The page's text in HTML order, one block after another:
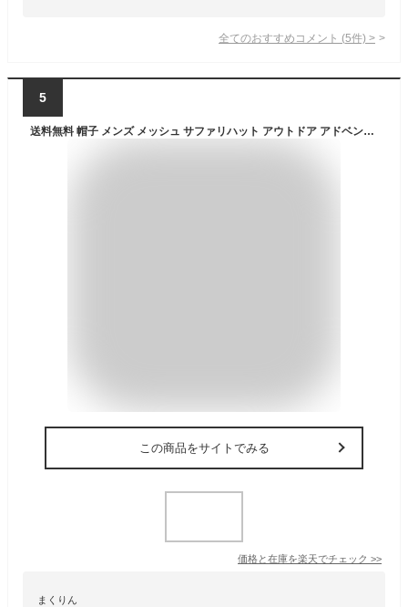
全てのおすすめコメント (5件) >
5
送料無料 帽子 メンズ メッシュ サファリハット アウトドア アドベンチャーハット UVカット 紫外線対策 裏メッシュ 日よけ 日焼け防止 折りたたみ バケットハット
この商品をサイトでみる
価格と在庫を楽天でチェック >>
まくりん